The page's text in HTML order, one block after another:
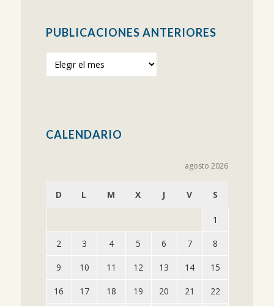
PUBLICACIONES ANTERIORES
anteriores
CALENDARIO
agosto 2026
D L M X J V S
1
2 3 4 5 6 7 8
9 10 11 12 13 14 15
16 17 18 19 20 21 22